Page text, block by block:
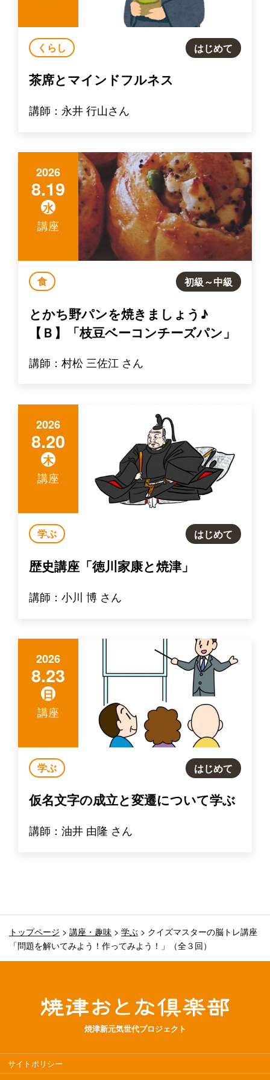
くらし はじめて
茶席とマインドフルネス
講師：永井 行山さん
2026
8.19
水
講座
食 初級～中級
とかち野パンを焼きましょう♪
【Ｂ】「枝豆ベーコンチーズパン」
講師：村松 三佐江 さん
2026
8.20
木
講座
学ぶ はじめて
歴史講座「徳川家康と焼津」
講師：小川 博 さん
2026
8.23
日
講座
学ぶ はじめて
仮名文字の成立と変遷について学ぶ
講師：油井 由隆 さん
トップページ > 講座・趣味 > 学ぶ > クイズマスターの脳トレ講座
「問題を解いてみよう！作ってみよう！」（全３回）
焼津新元気世代プロジェクト
サイトポリシー